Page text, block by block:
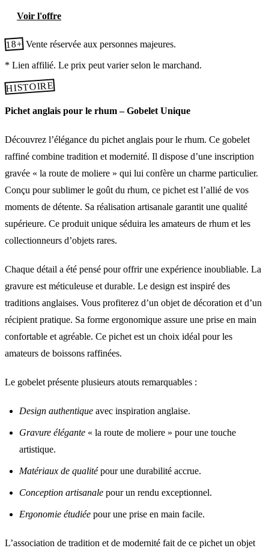
Voir l'offre
18+ Vente réservée aux personnes majeures.
* Lien affilié. Le prix peut varier selon le marchand.
HISTOIRE
Pichet anglais pour le rhum – Gobelet Unique
Découvrez l’élégance du pichet anglais pour le rhum. Ce gobelet
raffiné combine tradition et modernité. Il dispose d’une inscription
gravée « la route de moliere » qui lui confère un charme particulier.
Conçu pour sublimer le goût du rhum, ce pichet est l’allié de vos
moments de détente. Sa réalisation artisanale garantit une qualité
supérieure. Ce produit unique séduira les amateurs de rhum et les
collectionneurs d’objets rares.
Chaque détail a été pensé pour offrir une expérience inoubliable. La
gravure est méticuleuse et durable. Le design est inspiré des
traditions anglaises. Vous profiterez d’un objet de décoration et d’un
récipient pratique. Sa forme ergonomique assure une prise en main
confortable et agréable. Ce pichet est un choix idéal pour les
amateurs de boissons raffinées.
Le gobelet présente plusieurs atouts remarquables :
Design authentique avec inspiration anglaise.
Gravure élégante « la route de moliere » pour une touche
artistique.
Matériaux de qualitépour une durabilité accrue.
Conception artisanale pour un rendu exceptionnel.
Ergonomie étudiée pour une prise en main facile.
L’association de tradition et de modernité fait de ce pichet un objet